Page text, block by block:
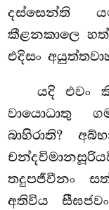
දස්සෙන්ති
කීළනකාලෙ
එදිසං
යදි එවං
වායොධාතු
බාහිරාති?
තදුපජීවීනං
අතිවිය